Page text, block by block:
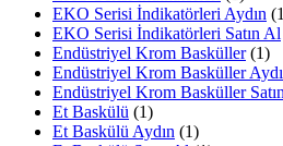
EKO Serisi İndikatörleri Aydın
EKO Serisi İndikatörleri Satın Al
Endüstriyel Krom Basküller (1)
Endüstriyel Krom Basküller
Endüstriyel Krom Basküller
Et Baskülü (1)
Et Baskülü Aydın (1)